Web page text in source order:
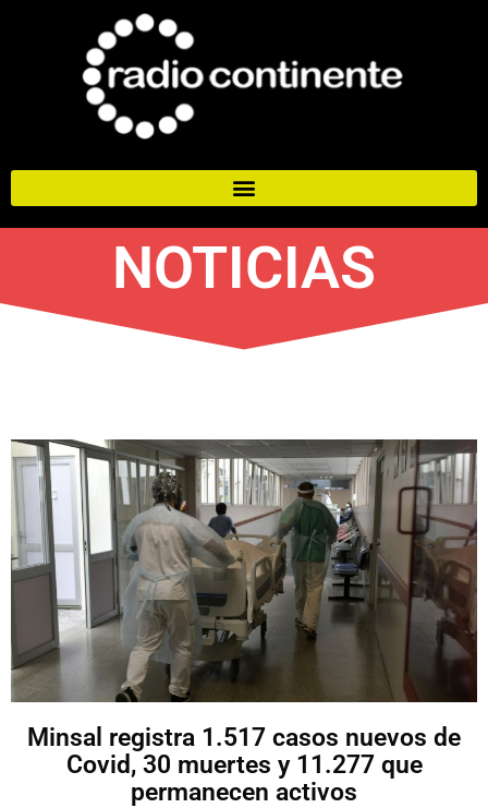
NOTICIAS
Minsal registra 1.517 casos nuevos de
Covid, 30 muertes y 11.277 que
permanecen activos